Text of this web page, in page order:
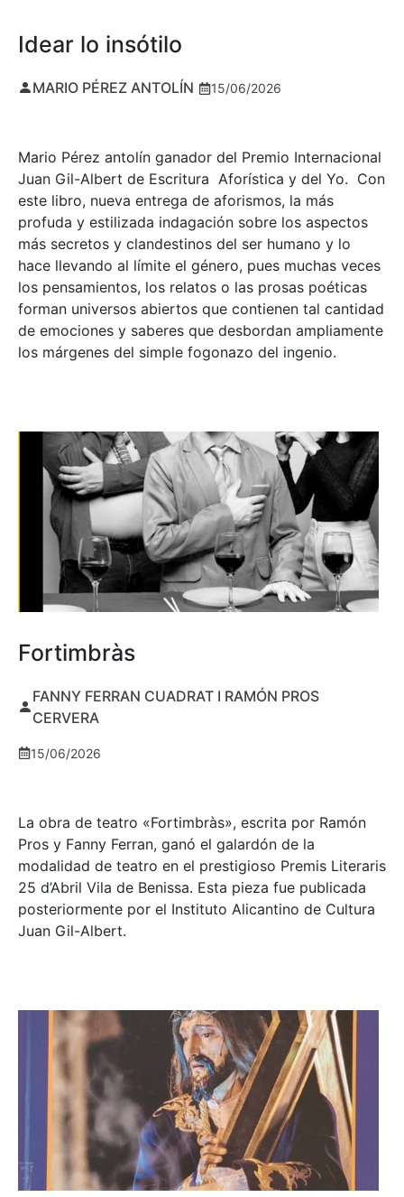
Idear lo insótilo
MARIO PÉREZ ANTOLÍN 15/06/2026
Mario Pérez antolín ganador del Premio Internacional
Juan Gil-Albert de Escritura Aforística y del Yo. Con
este libro, nueva entrega de aforismos, la más
profuda y estilizada indagación sobre los aspectos
más secretos y clandestinos del ser humano y lo
hace llevando al límite el género, pues muchas veces
los pensamientos, los relatos o las prosas poéticas
forman universos abiertos que contienen tal cantidad
de emociones y saberes que desbordan ampliamente
los márgenes del simple fogonazo del ingenio.
Fortimbràs
FANNY FERRAN CUADRAT I RAMÓN PROS
CERVERA
15/06/2026
La obra de teatro «Fortimbràs», escrita por Ramón
Pros y Fanny Ferran, ganó el galardón de la
modalidad de teatro en el prestigioso Premis Literaris
25 d’Abril Vila de Benissa. Esta pieza fue publicada
posteriormente por el Instituto Alicantino de Cultura
Juan Gil-Albert.